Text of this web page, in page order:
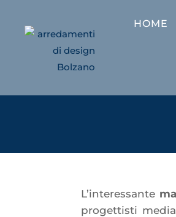
HOME
L’interessante
progettisti